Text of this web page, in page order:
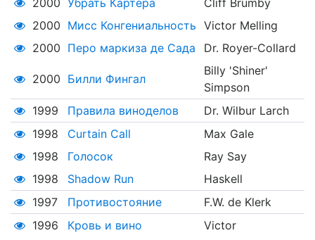
2000 Убрать Картера
Cliff Brumby
2000 Мисс Конгениальность Victor Melling
2000 Перо маркиза де Сада Dr. Royer-Collard
2000 Билли Фингал
Billy 'Shiner'
Simpson
1999
Правила виноделов
Dr. Wilbur Larch
1998
Curtain Call
Max Gale
1998
Голосок
Ray Say
1998
Shadow Run
Haskell
1997
Противостояние
F.W. de Klerk
1996
Кровь и вино
Victor